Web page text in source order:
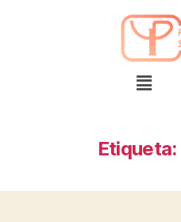
Etiqueta: